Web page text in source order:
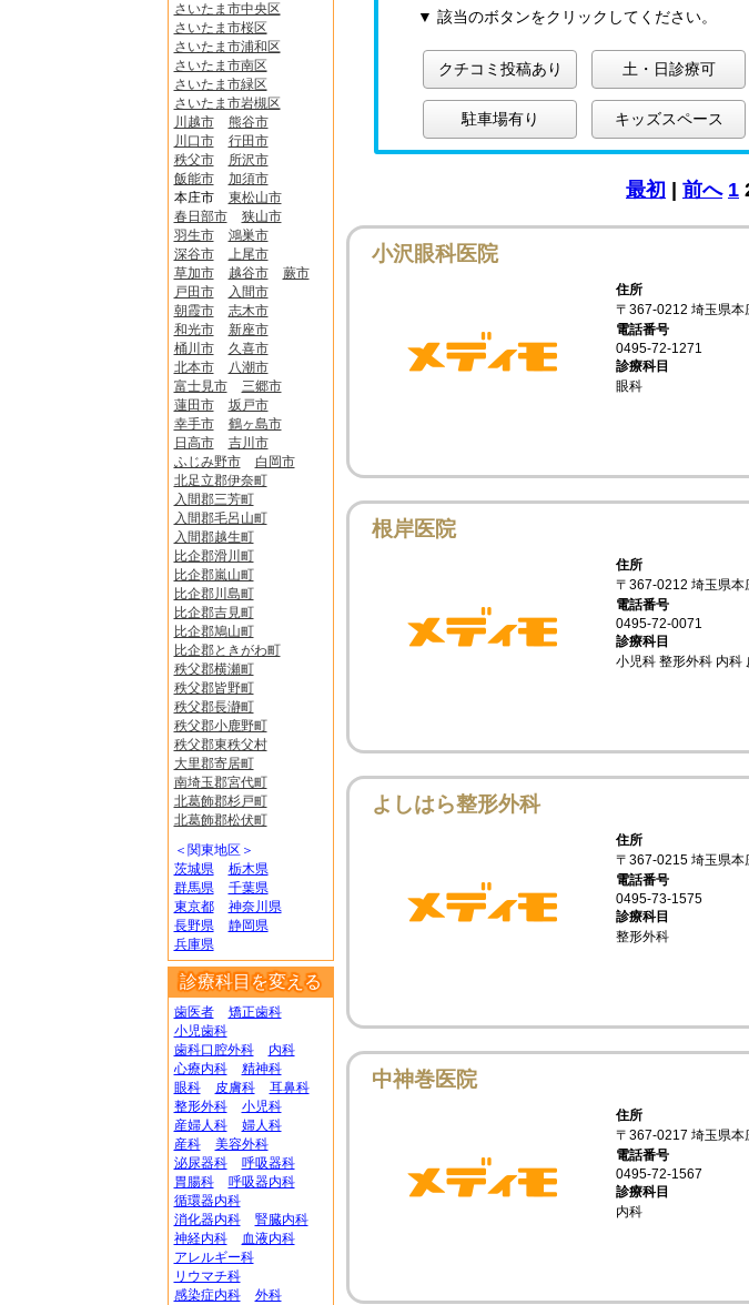
さいたま市中央区
さいたま市桜区
さいたま市浦和区
さいたま市南区
さいたま市緑区
さいたま市岩槻区
川越市
熊谷市
川口市
行田市
秩父市
所沢市
飯能市
加須市
本庄市
東松山市
春日部市
狭山市
羽生市
鴻巣市
深谷市
上尾市
草加市
越谷市
蕨市
戸田市
入間市
朝霞市
志木市
和光市
新座市
桶川市
久喜市
北本市
八潮市
富士見市
三郷市
蓮田市
坂戸市
幸手市
鶴ヶ島市
日高市
吉川市
ふじみ野市
白岡市
北足立郡伊奈町
入間郡三芳町
入間郡毛呂山町
入間郡越生町
比企郡滑川町
比企郡嵐山町
比企郡川島町
比企郡吉見町
比企郡鳩山町
比企郡ときがわ町
秩父郡横瀬町
秩父郡皆野町
秩父郡長瀞町
秩父郡小鹿野町
秩父郡東秩父村
大里郡寄居町
南埼玉郡宮代町
北葛飾郡杉戸町
北葛飾郡松伏町
＜関東地区＞
茨城県
栃木県
群馬県
千葉県
東京都
神奈川県
長野県
静岡県
兵庫県
診療科目を変える
歯医者
矯正歯科
小児歯科
歯科口腔外科
内科
心療内科
精神科
眼科
皮膚科
耳鼻科
整形外科
小児科
産婦人科
婦人科
産科
美容外科
泌尿器科
呼吸器科
胃腸科
呼吸器内科
循環器内科
消化器内科
腎臓内科
神経内科
血液内科
アレルギー科
リウマチ科
感染症内科
外科
▼ 該当のボタンをクリックしてください。
クチコミ投稿あり 土・日診療可
駐車場有り キッズスペース
最初 前へ 1
小沢眼科医院
住所
〒367-0212 埼玉県本
電話番号
0495-72-1271
診療科目
眼科
根岸医院
住所
〒367-0212 埼玉県本
電話番号
0495-72-0071
診療科目
小児科 整形外科 内科
よしはら整形外科
住所
〒367-0215 埼玉県本
電話番号
0495-73-1575
診療科目
整形外科
中神巻医院
住所
〒367-0217 埼玉県本
電話番号
0495-72-1567
診療科目
内科